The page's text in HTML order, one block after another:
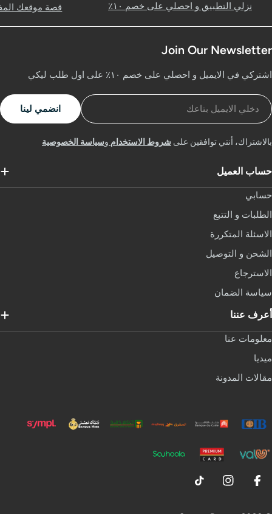
نزلي التطبيق و احصلي على خصم ١٠٪ قصة موقعك
Join Our
في الايميل و احصلي على خصم ١٠٪ على اول طلب ليكي
انضمي لينا
أنتي توافقين علىشروط الاستخداموسياسة الخصوصية
العميل
و التتبع
المتكررة
و التوصيل
الضمان
عننا
عنا
المدونة
Facebook
Instagram
TikTok